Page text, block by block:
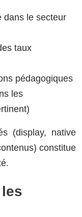
dans le secteur
taux
pédagogiques
les
(display, native
constitue